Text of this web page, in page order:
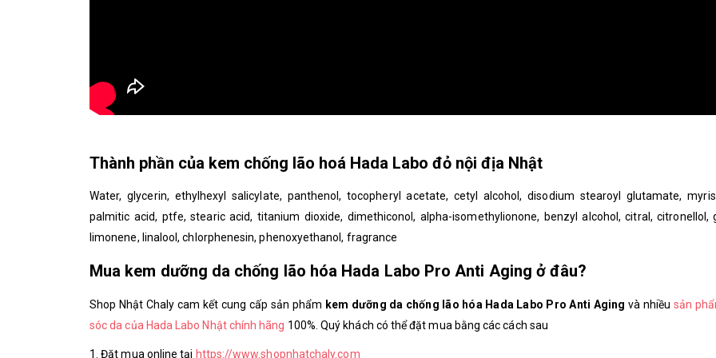
Thành phần của kem chống lão hoá Hada Labo đỏ nội địa Nhật
Water, glycerin, ethylhexyl salicylate, panthenol, tocopheryl acetate, cetyl alcohol, disodium stearoyl glutamate,
palmitic acid, ptfe, stearic acid, titanium dioxide, dimethiconol, alpha-isomethylionone, benzyl alcohol, citral, citronellol,
limonene, linalool, chlorphenesin, phenoxyethanol, fragrance
Mua kem dưỡng da chống lão hóa Hada Labo Pro Anti Aging ở đâu?
Shop Nhật Chaly cam kết cung cấp sản phẩm kem dưỡng da chống lão hóa Hada Labo Pro Anti Aging và nhiều sản
sóc da của Hada Labo Nhật chính hãng 100%. Quý khách có thể đặt mua bằng các cách sau
1. Đặt mua online tại https://www.shopnhatchaly.com